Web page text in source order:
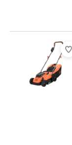
Beoordeling is 7,5